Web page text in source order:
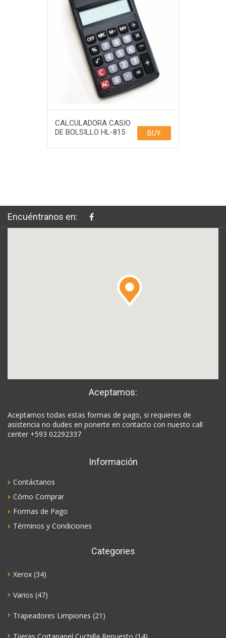
CALCULADORA CASIO
DE BOLSILLO HL-815
BUY
Encuéntranos en:
Aceptamos:
Aceptamos todas estas formas de pago, si requieres de
asistencia no dudes en ponerte en contacto con nuesto call
center +593 02292337
Información
Contáctanos
Cómo Comprar
Formas de Pago
Términos y Condiciones
Categories
Xerox (34)
Varios (47)
Trapeadores Limpiones (21)
Tijeras Cortapapel Cuchilla Repuesto (14)